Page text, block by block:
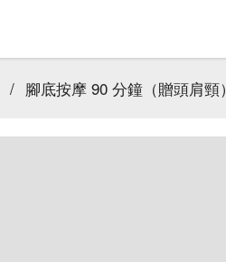
/ 腳底按摩 90 分鐘（贈頭肩頸）